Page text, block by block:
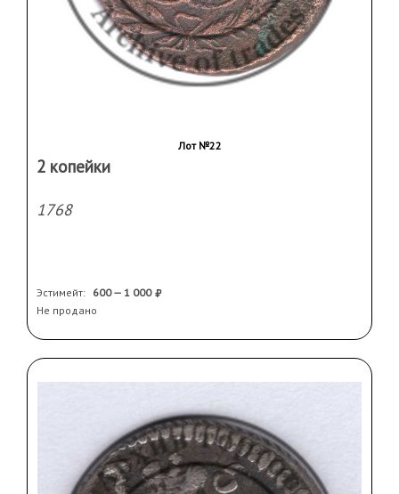
Лот №22
2 копейки
1768
Эстимейт: 600 — 1 000
Не продано